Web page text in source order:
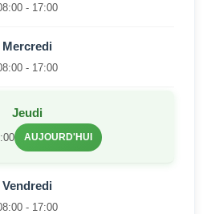
- 17:00
Mercredi
- 17:00
Jeudi
AUJOURD'HUI
Vendredi
- 17:00